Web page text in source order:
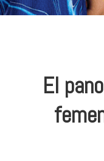
El